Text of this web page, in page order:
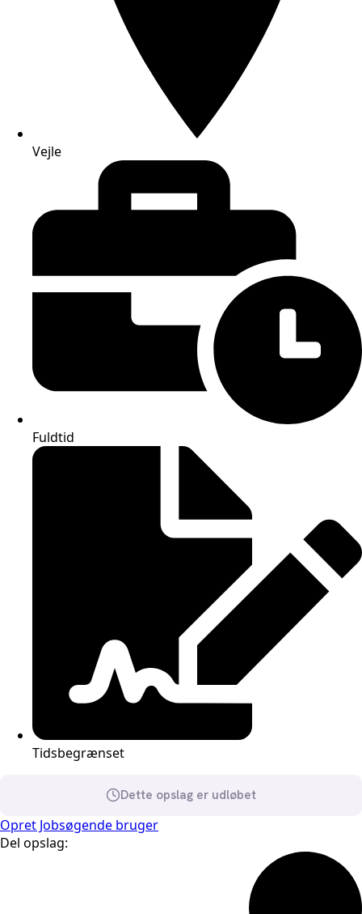
Vejle
Fuldtid
Tidsbegrænset
Dette opslag er udløbet
Opret Jobsøgende bruger
Del opslag: